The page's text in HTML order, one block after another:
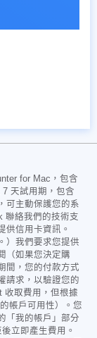
for Mac，包含
天試用期，包含
可主動保護您的系
聯絡我們的技術支
供信用卡資訊。
）我們要求您提供
（如果您決定購
間，您的付款方式
請求，以驗證您的
收取費用，但根據
帳戶可用性）。您
「我的帳戶」部分
立即產生費用。